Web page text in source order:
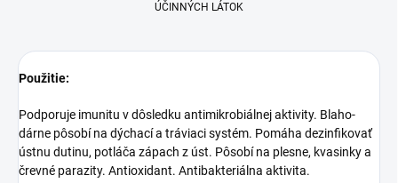
ÚČINNÝCH LÁTOK
Použitie:
Podporuje imunitu v dôsledku antimikrobiálnej aktivity. Blaho-
dárne pôsobí na dýchací a tráviaci systém. Pomáha dezinfikovať
ústnu dutinu, potláča zápach z úst. Pôsobí na plesne, kvasinky a
črevné parazity. Antioxidant. Antibakteriálna aktivita.